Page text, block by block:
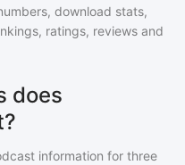
download stats,
ratings, reviews and
does
information for three